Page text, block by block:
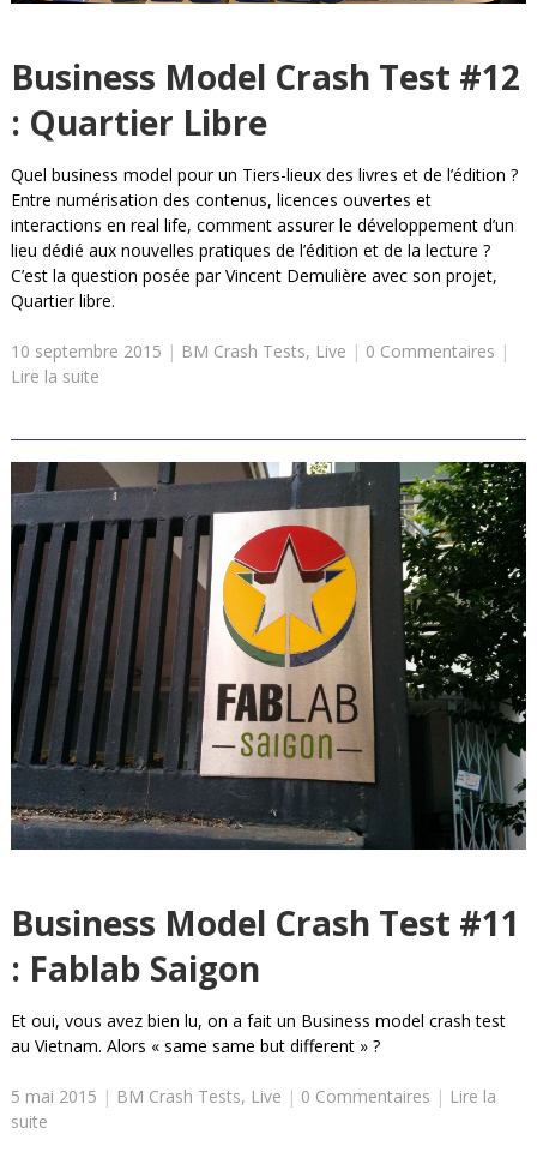
Business Model Crash Test #12
: Quartier Libre
Quel business model pour un Tiers-lieux des livres et de l’édition ?
Entre numérisation des contenus, licences ouvertes et
interactions en real life, comment assurer le développement d’un
lieu dédié aux nouvelles pratiques de l’édition et de la lecture ?
C’est la question posée par Vincent Demulière avec son projet,
Quartier libre.
10 septembre 2015 | BM Crash Tests, Live | 0 Commentaires |
Lire la suite
Business Model Crash Test #11
: Fablab Saigon
Et oui, vous avez bien lu, on a fait un Business model crash test
au Vietnam. Alors « same same but different » ?
5 mai 2015 | BM Crash Tests, Live | 0 Commentaires | Lire la
suite